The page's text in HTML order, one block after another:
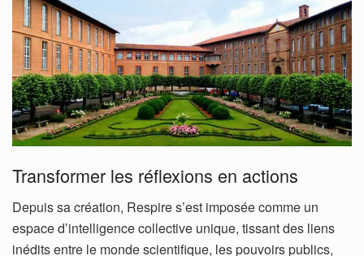
Transformer les réflexions en actions
Depuis sa création, Respire s’est imposée comme un
espace d’intelligence collective unique, tissant des liens
inédits entre le monde scientifique, les pouvoirs publics,